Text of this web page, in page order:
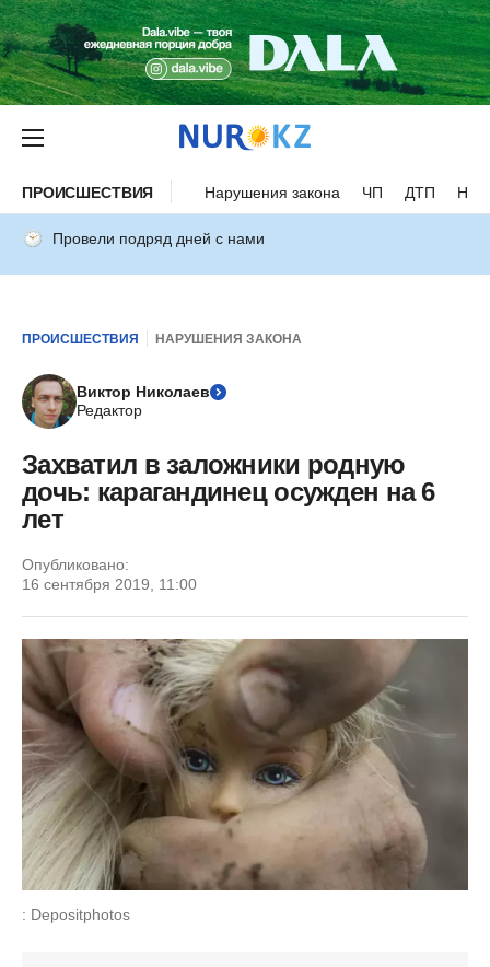
ПРОИСШЕСТВИЯ Нарушения закона ЧП ДТП
Провели подряд дней с нами
ПРОИСШЕСТВИЯ НАРУШЕНИЯ ЗАКОНА
Виктор Николаев
Редактор
Захватил в заложники родную
дочь: карагандинец осужден на 6
лет
Опубликовано:
16 сентября 2019, 11:00
: Depositphotos